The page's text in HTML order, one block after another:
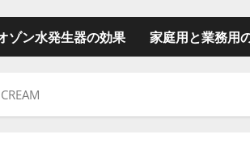
ゾン水発生器の効果 家庭用と業務用